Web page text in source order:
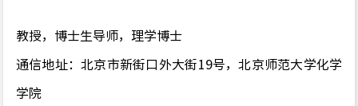
教授，博士生导师，理学博士
通信地址：北京市新街口外大街19号，北京师范大学化学
学院